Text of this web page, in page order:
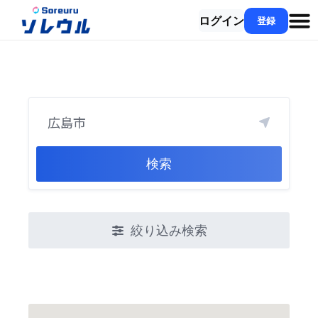
ログイン 登録
検索
絞り込み検索